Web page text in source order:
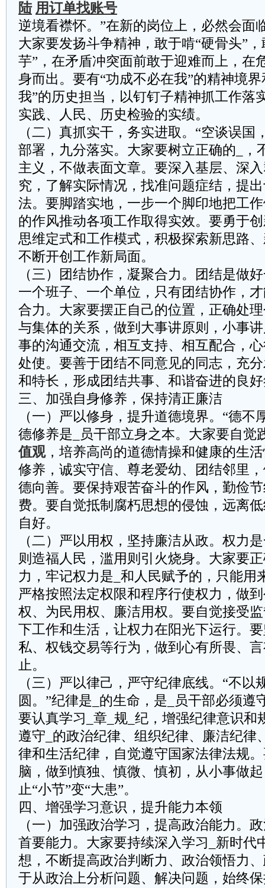
陆 用订单找账号
逆境看襟怀。”在新的岗位上，必然会面
大家要发扬斗争精神，敢于啃“硬骨头”
芋”，在矛盾冲突面前敢于迎难而上，在
身而出。要有“功成不必在我”的精神境
我”的历史担当，以钉钉子精神抓工作落
实践、人民、历史检验的实绩。
（二）真抓实干，务实进取。“空谈误国
部署，九分落实。大家要树立正确的_，
主义，不做表面文章。要深入基层、深
究，了解实际情况，找准问题症结，提
法。要脚踏实地，一步一个脚印地把工
的作风推动各项工作取得实效。要勇于
思维定式和工作模式，积极探索新思路
不断开创工作新局面。
（三）团结协作，凝聚合力。团结是做
一个班子、一个单位，只有团结协作，
合力。大家要摆正自己的位置，正确处
与集体的关系，做到大事讲原则，小事
事的沟通交流，相互支持、相互配合，
处使。要善于团结不同意见的同志，充
和特长，形成团结共事、和谐奋进的良
三、加强自身修养，保持清正廉洁
（一）严以修身，提升道德境界。“德不
德修养是_员干部立身之本。大家要自觉
值观，培养高尚的道德情操和健康的生
修养，诚实守信、尊老爱幼、团结邻里
德向善。要保持艰苦奋斗的作风，勤俭
费。要自觉抵制腐朽思想的侵蚀，远离
自好。
（二）严以用权，坚持廉洁从政。权力
则造福人民，滥用则引火烧身。大家要
力，牢记权力是_和人民赋予的，只能用
严格按照法定权限和程序行使权力，做
权、为民用权、廉洁用权。要自觉接受
下工作和生活，让权力在阳光下运行。
私、权钱交易等行为，做到心有所畏、
止。
（三）严以律己，严守纪律底线。“不以
圆。”纪律是_的生命，是_员干部必须遵
要认真学习_章_规_纪，增强纪律意识和
遵守_的政治纪律、组织纪律、廉洁纪律
律和生活纪律，自觉遵守国家法律法规
脑，做到慎独、慎微、慎初，从小事做
止“小节”变“大患”。
四、增强学习意识，提升能力本领
（一）加强政治学习，提高政治能力。
首要能力。大家要持续深入学习_新时代
想，不断提高政治判断力、政治领悟力
于从政治上分析问题、解决问题，始终